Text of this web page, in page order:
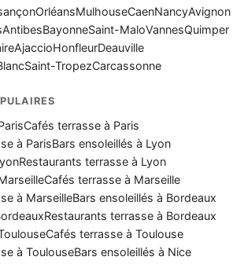
OrléansMulhouseCaenNancyAvignon
AntibesBayonneSaint-MaloVannesQuimper
AjaccioHonfleurDeauville
Saint-TropezCarcassonne
Cafés terrasse à Paris
à ParisBars ensoleillés à Lyon
Restaurants terrasse à Lyon
Cafés terrasse à Marseille
à MarseilleBars ensoleillés à Bordeaux
Restaurants terrasse à Bordeaux
Cafés terrasse à Toulouse
à ToulouseBars ensoleillés à Nice